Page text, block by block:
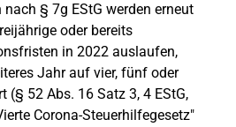
§ 7g EStG werden erneut
oder bereits
in 2022 auslaufen,
Jahr auf vier, fünf oder
(§ 52 Abs. 16 Satz 3, 4 EStG,
Corona-Steuerhilfegesetz"